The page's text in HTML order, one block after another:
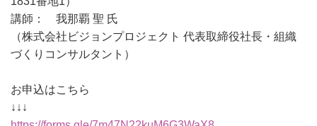
講師： 我那覇 聖 氏
（株式会社ビジョンプロジェクト 代表取締役社長・組織
づくりコンサルタント）
お申込はこちら
↓↓↓